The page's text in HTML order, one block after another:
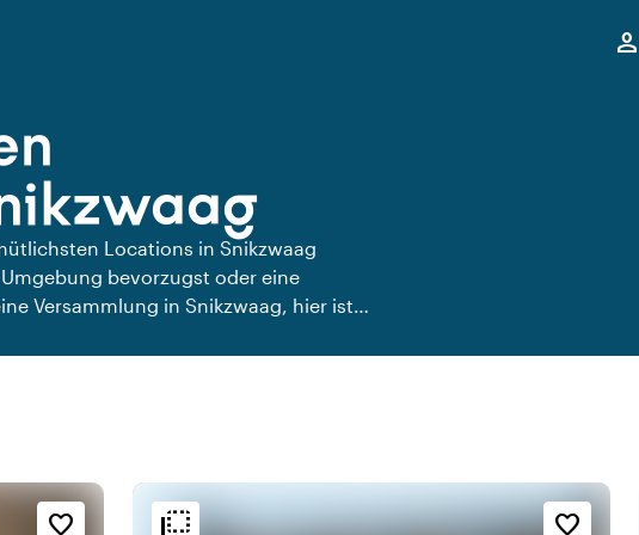
person
Locations in Snikzwaag
bevorzugst oder eine
Versammlung in Snikzwaag, hier ist
favorite_border flip_to_back favorite_border
Ambiente und Ästhetik
und Lage Erreichbarkeit und Lage